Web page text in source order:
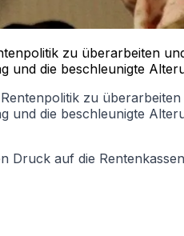
zu überarbeiten
und die beschleunigte
zu
die beschleunigte
Druck auf die